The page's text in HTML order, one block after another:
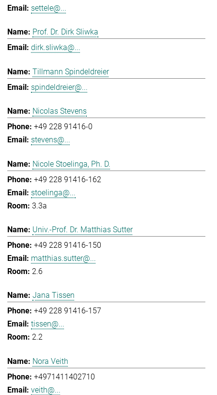
settele@...
Prof. Dr. Dirk Sliwka
dirk.sliwka@...
Tillmann Spindeldreier
spindeldreier@...
Nicolas Stevens
+49 228 91416-0
stevens@...
Nicole Stoelinga, Ph. D.
+49 228 91416-162
stoelinga@...
3.3a
Univ.-Prof. Dr. Matthias Sutter
+49 228 91416-150
matthias.sutter@...
2.6
Jana Tissen
+49 228 91416-157
tissen@...
2.2
Nora Veith
+4971411402710
veith@...